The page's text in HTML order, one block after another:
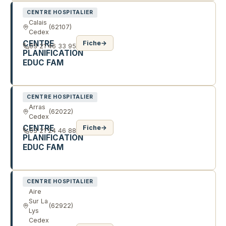
CENTRE HOSPITALIER
Calais
Cedex
(62107)
CENTRE
PLANIFICATION
EDUC FAM
03 21 46 33 95 Fiche→
CENTRE HOSPITALIER
Arras
Cedex
(62022)
CENTRE
PLANIFICATION
EDUC FAM
03 21 24 46 88 Fiche→
CENTRE HOSPITALIER
Aire
Sur La
Lys
Cedex
(62922)